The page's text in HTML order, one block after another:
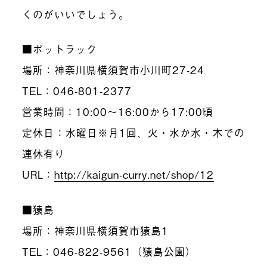
くのがいいでしょう。
■ポットラック
場所：神奈川県横須賀市小川町27-24
TEL：046-801-2377
営業時間：10:00～16:00から17:00頃
定休日：水曜日※月1回、火・水か水・木での
連休有り
URL：http://kaigun-curry.net/shop/12
■猿島
場所：神奈川県横須賀市猿島1
TEL：046-822-9561（猿島公園）